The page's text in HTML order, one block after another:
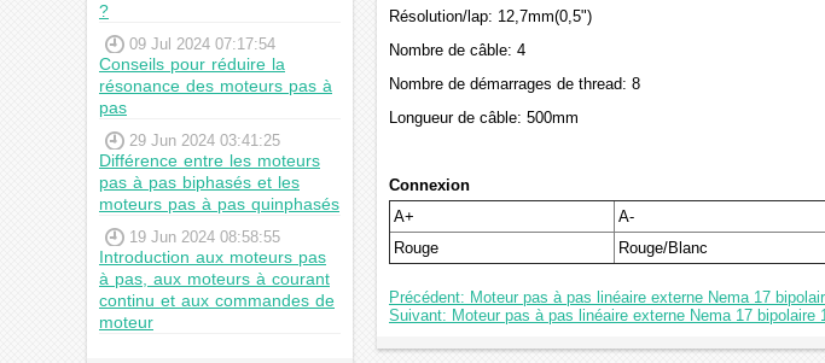
?
09 Jul 2024 07:17:54
Conseils pour réduire la
résonance des moteurs pas à
pas
29 Jun 2024 03:41:25
Différence entre les moteurs
pas à pas biphasés et les
moteurs pas à pas quinphasés
19 Jun 2024 08:58:55
Introduction aux moteurs pas
à pas, aux moteurs à courant
continu et aux commandes de
moteur
Résolution/lap: 12,7mm(0,5")
Nombre de câble: 4
Nombre de démarrages de thread: 8
Longueur de câble: 500mm
Connexion
A+
A-
Rouge
Rouge/Blanc
Précédent: Moteur pas à pas linéaire externe Nema 17
Suivant: Moteur pas à pas linéaire externe Nema 17